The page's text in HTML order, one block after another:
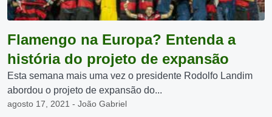
Flamengo na Europa? Entenda a
história do projeto de expansão
Esta semana mais uma vez o presidente Rodolfo Landim
abordou o projeto de expansão do...
agosto 17, 2021 - João Gabriel